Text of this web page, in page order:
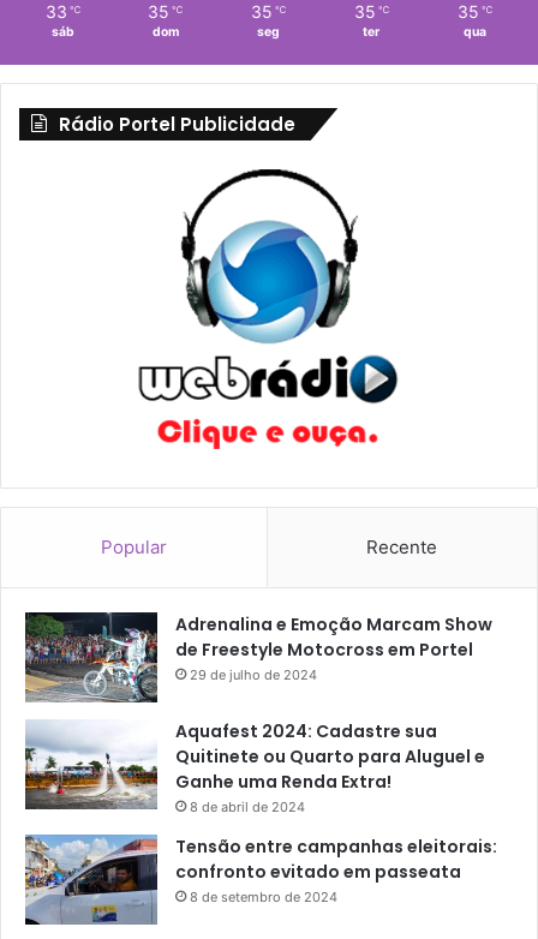
33 ℃
sáb
35 ℃
dom
35 ℃
seg
35 ℃
ter
35 ℃
qua
Rádio Portel Publicidade
Popular Recente
Adrenalina e Emoção Marcam Show
de Freestyle Motocross em Portel
29 de julho de 2024
Aquafest 2024: Cadastre sua
Quitinete ou Quarto para Aluguel e
Ganhe uma Renda Extra!
8 de abril de 2024
Tensão entre campanhas eleitorais:
confronto evitado em passeata
8 de setembro de 2024